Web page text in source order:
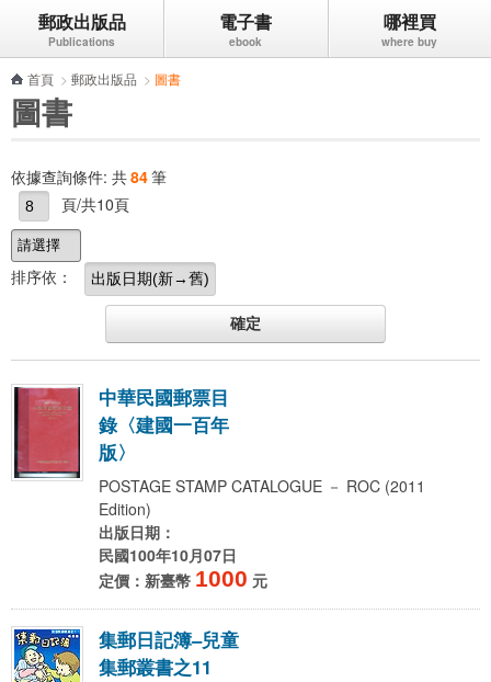
跳到主要內容區塊
郵政出版品 電子書 哪裡買
首頁 > 郵政出版品 > 圖書
圖書
依據查詢條件: 共84筆
頁/共10頁
排序依：
中華民國郵票目
錄〈建國一百年
版〉
POSTAGE STAMP CATALOGUE － ROC (2011
Edition)
出版日期：
民國100年10月07日
定價：新臺幣 1000 元
集郵日記簿–兒童
集郵叢書之11